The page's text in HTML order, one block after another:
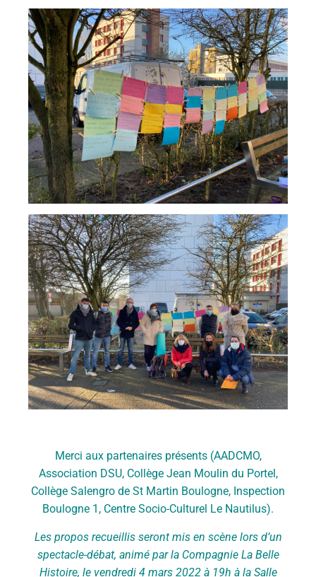
Merci aux partenaires présents (AADCMO,
Association DSU, Collège Jean Moulin du Portel,
Collège Salengro de St Martin Boulogne, Inspection
Boulogne 1, Centre Socio-Culturel Le Nautilus).
Les propos recueillis seront mis en scène lors d’un
spectacle-débat, animé par la Compagnie La Belle
Histoire, le vendredi 4 mars 2022 à 19h à la Salle